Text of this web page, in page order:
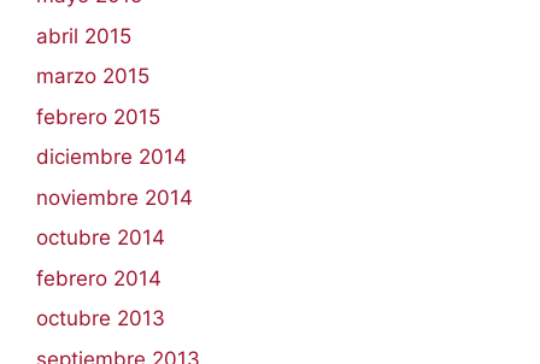
abril 2015
marzo 2015
febrero 2015
diciembre 2014
noviembre 2014
octubre 2014
febrero 2014
octubre 2013
septiembre 2013